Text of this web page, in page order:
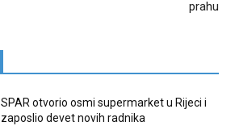
prahu
SPAR otvorio osmi supermarket u Rijeci i
zaposlio devet novih radnika